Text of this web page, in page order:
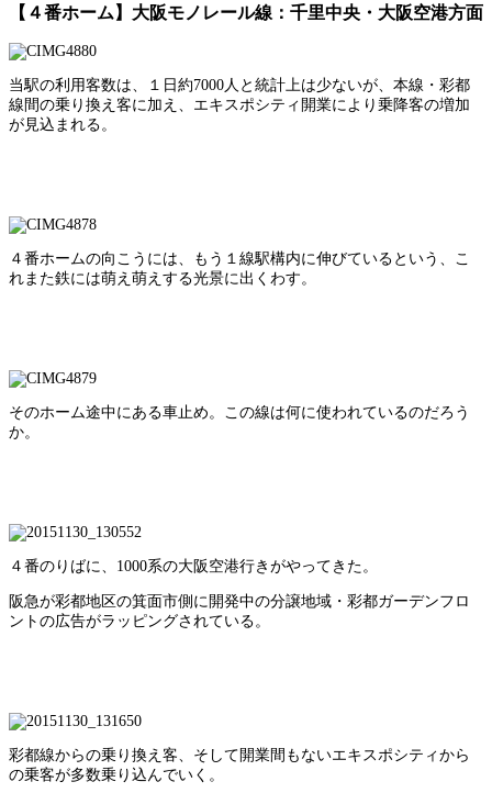
【４番ホーム】大阪モノレール線：千里中央・大阪空港方面
当駅の利用客数は、１日約7000人と統計上は少ないが、本線・彩都
線間の乗り換え客に加え、エキスポシティ開業により乗降客の増加
が見込まれる。
４番ホームの向こうには、もう１線駅構内に伸びているという、こ
れまた鉄には萌え萌えする光景に出くわす。
そのホーム途中にある車止め。この線は何に使われているのだろう
か。
４番のりばに、1000系の大阪空港行きがやってきた。
阪急が彩都地区の箕面市側に開発中の分譲地域・彩都ガーデンフロ
ントの広告がラッピングされている。
彩都線からの乗り換え客、そして開業間もないエキスポシティから
の乗客が多数乗り込んでいく。